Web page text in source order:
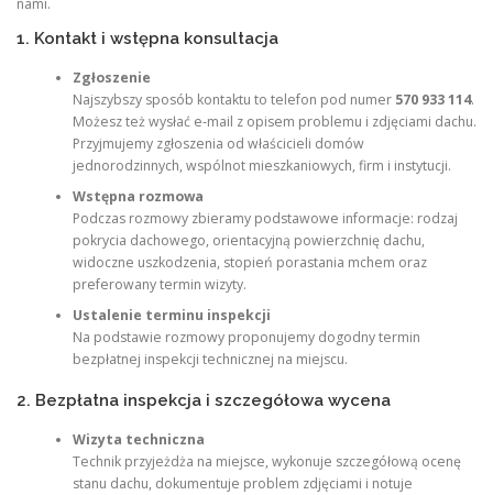
1. Kontakt i wstępna konsultacja
Zgłoszenie
Najszybszy sposób kontaktu to telefon pod numer 570 933 114.
Możesz też wysłać e‑mail z opisem problemu i zdjęciami dachu.
Przyjmujemy zgłoszenia od właścicieli domów
jednorodzinnych, wspólnot mieszkaniowych, firm i instytucji.
Wstępna rozmowa
Podczas rozmowy zbieramy podstawowe informacje: rodzaj
pokrycia dachowego, orientacyjną powierzchnię dachu,
widoczne uszkodzenia, stopień porastania mchem oraz
preferowany termin wizyty.
Ustalenie terminu inspekcji
Na podstawie rozmowy proponujemy dogodny termin
bezpłatnej inspekcji technicznej na miejscu.
2. Bezpłatna inspekcja i szczegółowa wycena
Wizyta techniczna
Technik przyjeżdża na miejsce, wykonuje szczegółową ocenę
stanu dachu, dokumentuje problem zdjęciami i notuje